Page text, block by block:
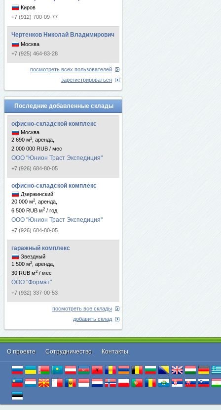
Киров
+7 (912) 700-09-77
Чертенков Николай Владимирович
Москва
+7 (925) 464-83-28
посмотреть всех пользователей
зарегистрироваться
Последние добавленные склады
офисно-складской комплекс
Москва
2 690 м2
, аренда,
2 000 000 RUB / мес
ООО "Юнион Траст Экспедиция"
+7 (926) 684-80-05
офисно-складской комплекс
Дзержинский
20 000 м2
, аренда,
6 500 RUB м2 / год
ООО "Юнион Траст Экспедиция"
+7 (926) 684-80-05
гаражный комплекс
Звездный
1 500 м2
, аренда,
30 RUB м2 / мес
ООО "Формат"
+7 (932) 337-00-53
посмотреть все склады
добавить склад
О проекте Cотрудничество Контакты